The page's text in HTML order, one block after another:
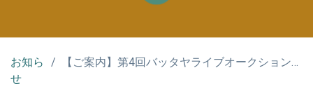
お知ら
せ
【ご案内】第4回バッタヤライブオークショントライアル開催